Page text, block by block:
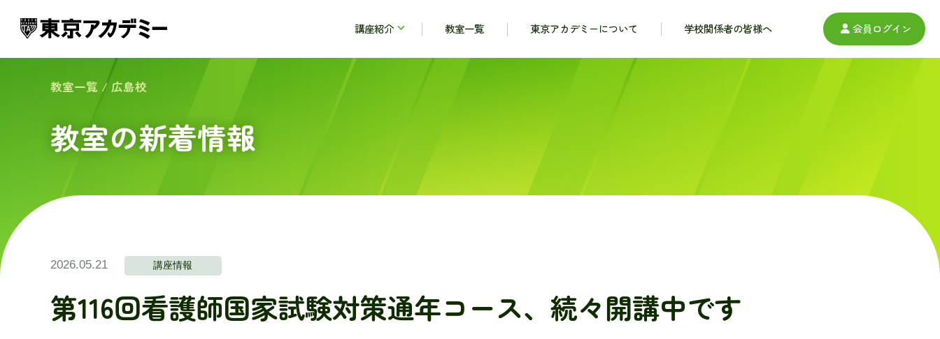
会員ログイン
講座紹介 教室一覧 東京アカデミーについて 学校関係者の皆様へ
教室一覧 / 広島校
教室の新着情報
2026.05.21 講座情報
第116回看護師国家試験対策通年コース、続々開講中です